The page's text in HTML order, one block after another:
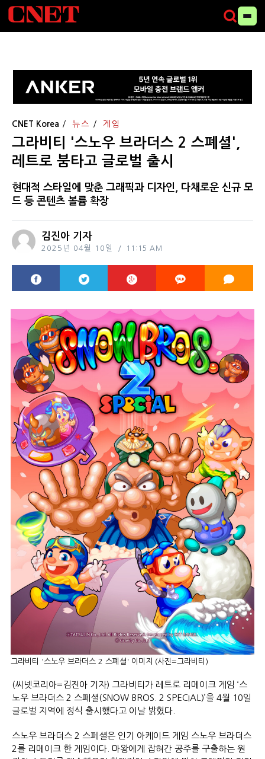
CNET Korea 뉴스 게임
그라비티 '스노우 브라더스 2 스폐셜',
레트로 붐타고 글로벌 출시
현대적 스타일에 맞춘 그래픽과 디자인, 다채로운 신규 모
드 등 콘텐츠 볼륨 확장
김진아 기자
2025년 04월 10일 11:15 AM
그라비티 '스노우 브라더스 2 스폐셜' 이미지 (사진=그라비티)
(씨넷코리아=김진아 기자) 그라비티가 레트로 리메이크 게임 ‘스
노우 브라더스 2 스페셜(SNOW BROS. 2 SPECIAL)’을 4월 10일
글로벌 지역에 정식 출시했다고 이날 밝혔다.
스노우 브라더스 2 스페셜은 인기 아케이드 게임 스노우 브라더스
2를 리메이크 한 게임이다. 마왕에게 잡혀간 공주를 구출하는 원